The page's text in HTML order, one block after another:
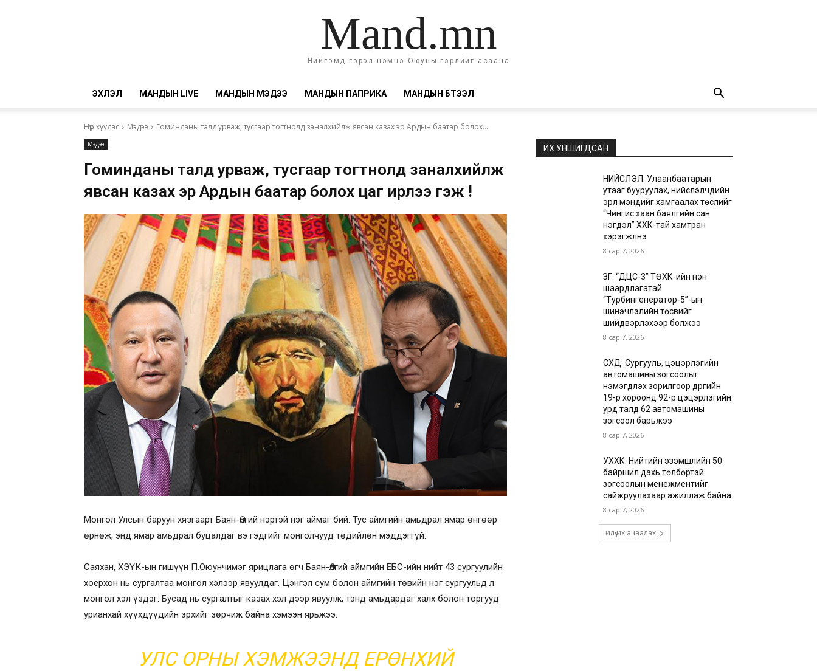
Mand.mn
Нийгэмд гэрэл нэмнэ-Оюуны гэрлийг асаана
ЭХЛЭЛ МАНДЫН LIVE МАНДЫН МЭДЭЭ МАНДЫН ПАПРИКА МАНДЫН БҮТЭЭЛ
Нүүр хуудас Мэдээ Гоминданы талд урваж, тусгаар тогтнолд заналхийлж явсан казах эр Ардын баатар болох...
Мэдээ
Гоминданы талд урваж, тусгаар тогтнолд заналхийлж
явсан казах эр Ардын баатар болох цаг ирлээ гэж үү!
Монгол Улсын баруун хязгаарт Баян-Өлгий нэртэй нэг аймаг бий. Тус аймгийн амьдрал ямар өнгөөр
өрнөж, энд ямар амьдрал буцалдаг вэ гэдгийг монголчууд төдийлөн мэддэггүй.
Саяхан, ХЭҮК-ын гишүүн П.Оюунчимэг ярицлага өгч Баян-Өлгий аймгийн ЕБС-ийн нийт 43 сургуулийн
хоёрхон нь сургалтаа монгол хэлээр явуулдаг. Цэнгэл сум болон аймгийн төвийн нэг сургуульд л
монгол хэл үздэг. Бусад нь сургалтыг казах хэл дээр явуулж, тэнд амьдардаг халх болон торгууд
урианхай хүүхдүүдийн эрхийг зөрчиж байна хэмээн ярьжээ.
УЛС ОРНЫ ХЭМЖЭЭНД ЕРӨНХИЙ
ИХ УНШИГДСАН
НИЙСЛЭЛ: Улаанбаатарын
утааг бууруулах, нийслэлчүүдийн
эрүүл мэндийг хамгаалах төслийг
“Чингис хаан баялгийн сан
нэгдэл” ХХК-тай хамтран
хэрэгжүүлнэ
8 сар 7, 2026
ЗГ: “ДЦС-3” ТӨХК-ийн нэн
шаардлагатай
“Турбингенератор-5”-ын
шинэчлэлийн төсвийг
шийдвэрлэхээр болжээ
8 сар 7, 2026
СХД: Сургууль, цэцэрлэгийн
автомашины зогсоолыг
нэмэгдүүлэх зорилгоор дүүргийн
19-р хороонд 92-р цэцэрлэгийн
урд талд 62 автомашины
зогсоол барьжээ
8 сар 7, 2026
УХХК: Нийтийн эзэмшлийн 50
байршил дахь төлбөртэй
зогсоолын менежментийг
сайжруулахаар ажиллаж байна
8 сар 7, 2026
илүү их ачаалах